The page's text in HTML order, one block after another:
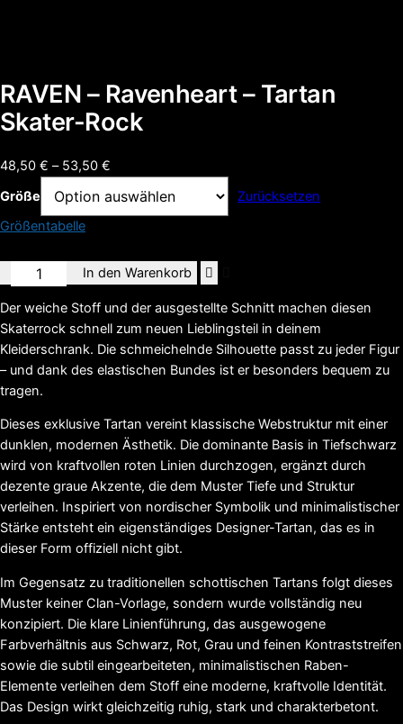
RAVEN – Ravenheart – Tartan
Skater-Rock
48,50 € – 53,50 €
bis
Größe
Zurücksetzen
Größentabelle
RAVEN
-
Ravenheart
-
Tartan
Skater-
Rock
Menge
In den Warenkorb
Der weiche Stoff und der ausgestellte Schnitt machen diesen
Skaterrock schnell zum neuen Lieblingsteil in deinem
Kleiderschrank. Die schmeichelnde Silhouette passt zu jeder Figur
– und dank des elastischen Bundes ist er besonders bequem zu
tragen.
Dieses exklusive Tartan vereint klassische Webstruktur mit einer
dunklen, modernen Ästhetik. Die dominante Basis in Tiefschwarz
wird von kraftvollen roten Linien durchzogen, ergänzt durch
dezente graue Akzente, die dem Muster Tiefe und Struktur
verleihen. Inspiriert von nordischer Symbolik und minimalistischer
Stärke entsteht ein eigenständiges Designer-Tartan, das es in
dieser Form offiziell nicht gibt.
Im Gegensatz zu traditionellen schottischen Tartans folgt dieses
Muster keiner Clan-Vorlage, sondern wurde vollständig neu
konzipiert. Die klare Linienführung, das ausgewogene
Farbverhältnis aus Schwarz, Rot, Grau und feinen Kontraststreifen
sowie die subtil eingearbeiteten, minimalistischen Raben-
Elemente verleihen dem Stoff eine moderne, kraftvolle Identität.
Das Design wirkt gleichzeitig ruhig, stark und charakterbetont.